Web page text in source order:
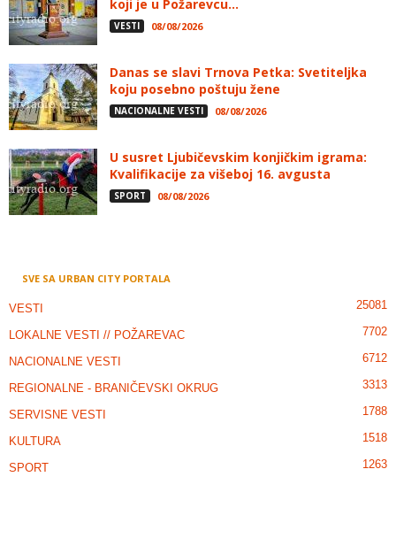
koji je u Požarevcu...
VESTI 08/08/2026
Danas se slavi Trnova Petka: Svetiteljka
koju posebno poštuju žene
NACIONALNE VESTI 08/08/2026
U susret Ljubičevskim konjičkim igrama:
Kvalifikacije za višeboj 16. avgusta
SPORT 08/08/2026
SVE SA URBAN CITY PORTALA
VESTI 25081
LOKALNE VESTI // POŽAREVAC 7702
NACIONALNE VESTI 6712
REGIONALNE - BRANIČEVSKI OKRUG 3313
SERVISNE VESTI 1788
KULTURA 1518
SPORT 1263